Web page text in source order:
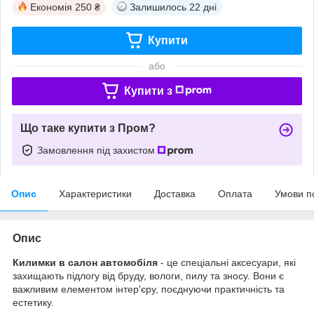
Економія 250 ₴ Залишилось 22 дні
Купити
або
Купити з
Що таке купити з Пром?
Замовлення під захистом
Опис Характеристики Доставка Оплата Умови
Опис
Килимки в салон автомобіля - це спеціальні аксесуари, які
захищають підлогу від бруду, вологи, пилу та зносу. Вони є
важливим елементом інтер'єру, поєднуючи практичність та
естетику.